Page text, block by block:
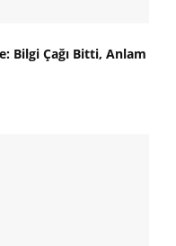
Bilgi Çağı Bitti, Anlam